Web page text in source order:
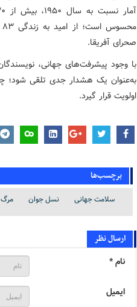
صحرای آفریقا.
با وجود پیشرفت‌های جهانی،
به‌عنوان یک هشدار جدی تلقی شود؛
اولویت قرار گیرد.
برچسب‌ها
سلامت جهانی نسل جوان مرگ
ارسال نظر
نام *
ایمیل